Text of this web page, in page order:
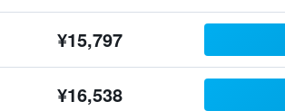
¥15,797
¥16,538